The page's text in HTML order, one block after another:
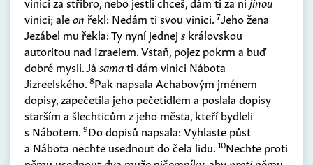
vinici; aleon řekl: Nedám ti svou vinici. 7Jeho žena
Jezábel mu řekla: Ty nyní jednej s královskou
autoritou nad Izraelem. Vstaň, pojez pokrm a buď
dobré mysli. Já samati dám vinici Nábota
Jizreelského. 8Pak napsala Achabovým jménem
dopisy, zapečetila jeho pečetidlem a poslala dopisy
starším a šlechticům z jeho města, kteří bydleli
s Nábotem. 9Do dopisů napsala: Vyhlaste půst
a Nábota nechte usednout do čela lidu. 10Nechte proti